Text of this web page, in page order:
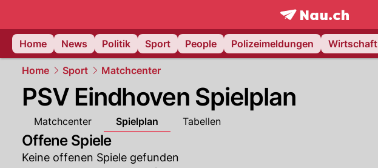
frontpage.NAU.ch
Home
News Politik Sport People Polizeimeldungen Wirtschaft
Home Sport Matchcenter
PSV Eindhoven Spielplan
Matchcenter Spielplan Tabellen
Offene Spiele
Keine offenen Spiele gefunden